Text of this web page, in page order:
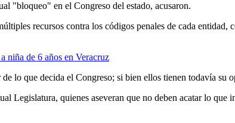
"bloqueo" en el Congreso del estado, acusaron.
recursos contra los códigos penales de cada entidad,
niña de 6 años en Veracruz
lo que decida el Congreso; si bien ellos tienen todavía su
quienes aseveran que no deben acatar lo que